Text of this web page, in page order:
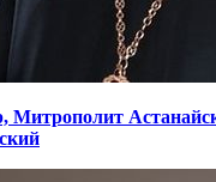
Митрополит